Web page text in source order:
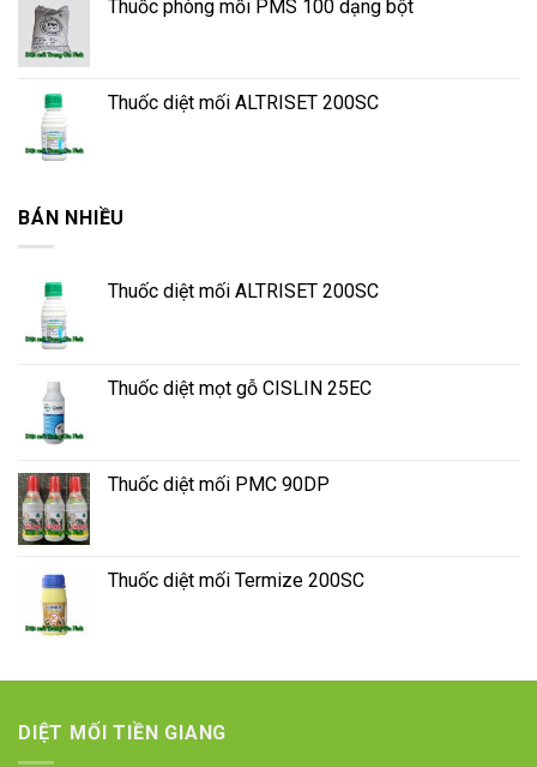
Thuốc phòng mối PMS 100 dạng bột
Thuốc diệt mối ALTRISET 200SC
BÁN NHIỀU
Thuốc diệt mối ALTRISET 200SC
Thuốc diệt mọt gỗ CISLIN 25EC
Thuốc diệt mối PMC 90DP
Thuốc diệt mối Termize 200SC
DIỆT MỐI TIỀN GIANG